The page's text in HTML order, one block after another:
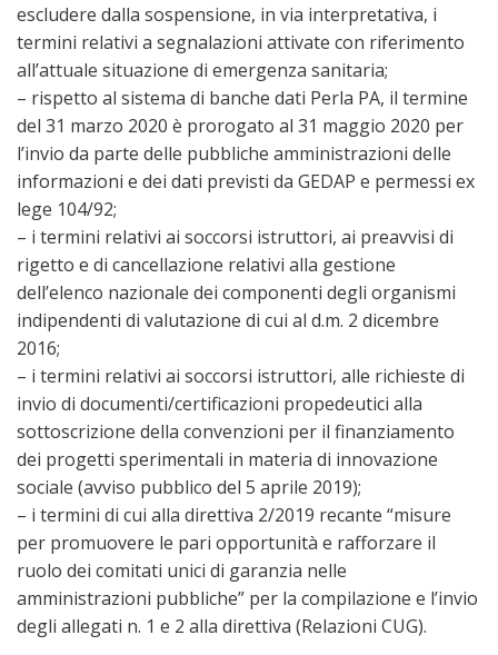
escludere dalla sospensione, in via interpretativa, i
termini relativi a segnalazioni attivate con riferimento
all’attuale situazione di emergenza sanitaria;
– rispetto al sistema di banche dati Perla PA, il termine
del 31 marzo 2020 è prorogato al 31 maggio 2020 per
l’invio da parte delle pubbliche amministrazioni delle
informazioni e dei dati previsti da GEDAP e permessi ex
lege 104/92;
– i termini relativi ai soccorsi istruttori, ai preavvisi di
rigetto e di cancellazione relativi alla gestione
dell’elenco nazionale dei componenti degli organismi
indipendenti di valutazione di cui al d.m. 2 dicembre
2016;
– i termini relativi ai soccorsi istruttori, alle richieste di
invio di documenti/certificazioni propedeutici alla
sottoscrizione della convenzioni per il finanziamento
dei progetti sperimentali in materia di innovazione
sociale (avviso pubblico del 5 aprile 2019);
– i termini di cui alla direttiva 2/2019 recante “misure
per promuovere le pari opportunità e rafforzare il
ruolo dei comitati unici di garanzia nelle
amministrazioni pubbliche” per la compilazione e l’invio
degli allegati n. 1 e 2 alla direttiva (Relazioni CUG).